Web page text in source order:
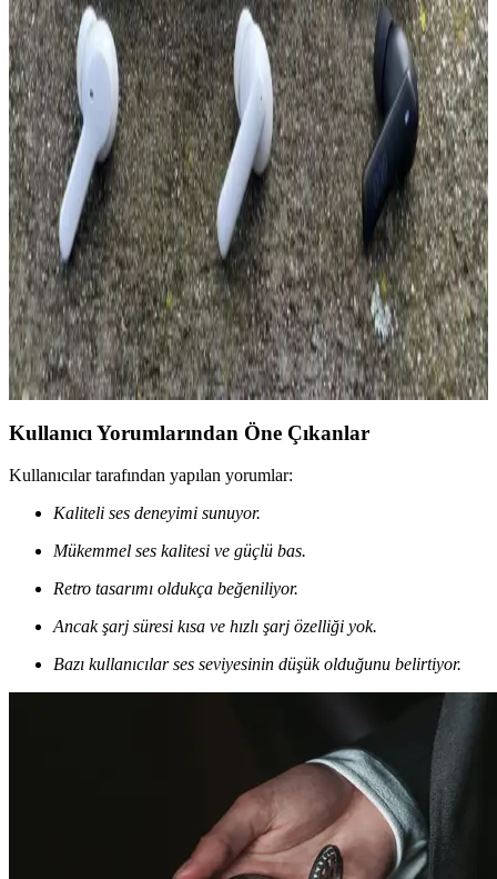
Kablosuz fareler, kullanım kolaylığı ve estetik avantajlar sunar.
Farklı modellerin DPI, bağlantı ve ergonomik özellikleri,
kullanıcıların ihtiyaçlarına göre seçim yapmasını sağlar.
Uygun Fiyatlı Aktif Bluetooth Kulaklıklar: Piyasa
Özellikleri ve Değerlendirmeleri
Uygun fiyatlı aktif Bluetooth kulaklıklar, temel özellikleri ve piyasa
fiyat aralıklarıyla günlük kullanım için ideal seçenekler sunar.
Performans ve dayanıklılık açısından dikkat edilmesi gereken
noktaları içerir.
QCY T13 ve Huawei FreeBuds SE 2 Kulaklık
Karşılaştırması: Hangi Model Sizin İçin Uygun
QCY T13 ve Huawei FreeBuds SE 2 modellerinin tasarım, ses
kalitesi, pil ömrü ve ek özellikleri detaylı karşılaştırmasıyla,
kullanıcılara en uygun kulaklık seçiminde rehberlik sağlanıyor.
Kullanıcı Yorumlarından Öne Çıkanlar
Kullanıcılar tarafından yapılan yorumlar:
Kaliteli ses deneyimi sunuyor.
Mükemmel ses kalitesi ve güçlü bas.
Retro tasarımı oldukça beğeniliyor.
Ancak şarj süresi kısa ve hızlı şarj özelliği yok.
Bazı kullanıcılar ses seviyesinin düşük olduğunu belirtiyor.